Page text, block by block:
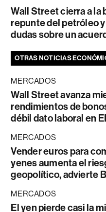
Wall Street cierra a la
repunte del petróleo
dudas sobre un
OTRAS NOTICIAS
MERCADOS
Wall Street avanza
rendimientos de
débil dato laboral en
MERCADOS
Vender euros para
yenes aumenta el
geopolítico, advierte
MERCADOS
El yen pierde casi la